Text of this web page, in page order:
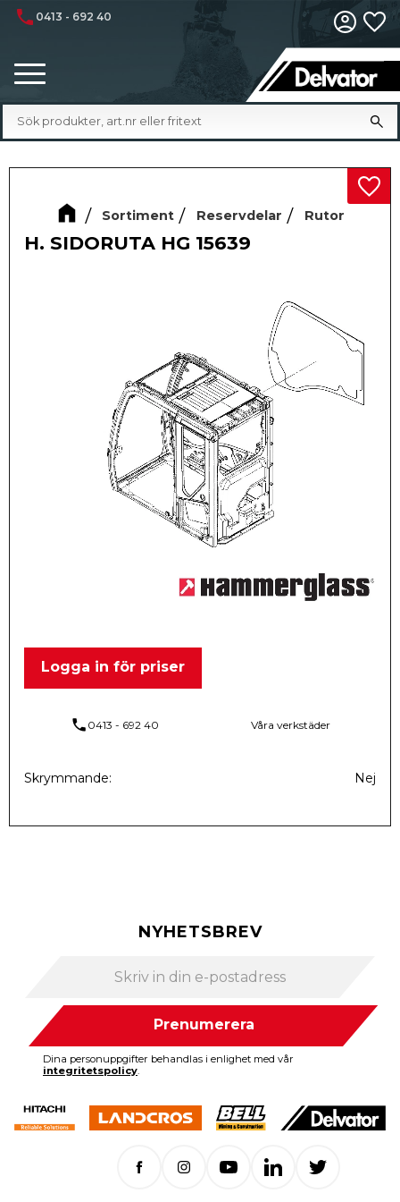
phone 0413 - 692 40
Sortiment Reservdelar Rutor
H. SIDORUTA HG 15639
Logga in för priser
phone 0413 - 692 40 Våra verkstäder
Skrymmande Nej
NYHETSBREV
Prenumerera
Dina personuppgifter behandlas i enlighet med vår
integritetspolicy.